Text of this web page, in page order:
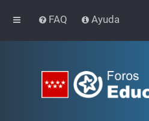
FAQ Ayuda